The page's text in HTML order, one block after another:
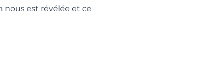
nous est révélée et ce